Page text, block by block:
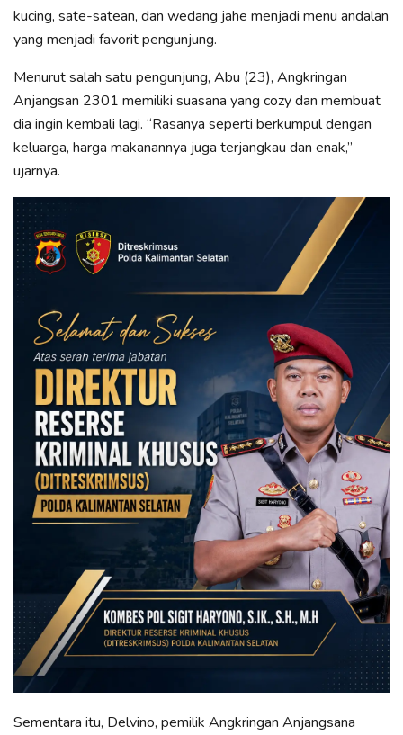
kucing, sate-satean, dan wedang jahe menjadi menu andalan
yang menjadi favorit pengunjung.
Menurut salah satu pengunjung, Abu (23), Angkringan
Anjangsan 2301 memiliki suasana yang cozy dan membuat
dia ingin kembali lagi. “Rasanya seperti berkumpul dengan
keluarga, harga makanannya juga terjangkau dan enak,”
ujarnya.
Sementara itu, Delvino, pemilik Angkringan Anjangsana